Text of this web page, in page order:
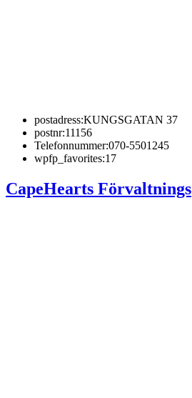
postadress:KUNGSGATAN 37
postnr:11156
Telefonnummer:070-5501245
wpfp_favorites:17
CapeHearts Förvaltnings